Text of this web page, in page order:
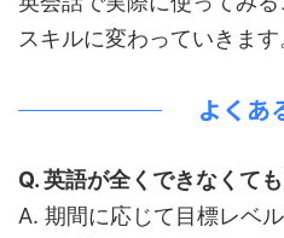
スキルに変わっていきます
よくあ
Q. 英語が全くできなくて
A. 期間に応じて目標レベ